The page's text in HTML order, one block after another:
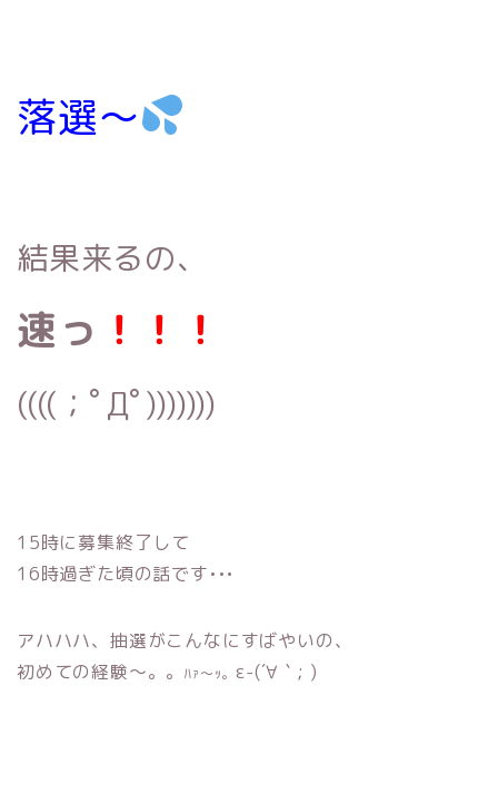
落選〜
結果来るの、
速っ ！！！
((((；ﾟДﾟ)))))))
15時に募集終了して
16時過ぎた頃の話です•••
アハハハ、抽選がこんなにすばやいの、
初めての経験〜。。ﾊｧ〜ｯ。ε-(´∀｀; )